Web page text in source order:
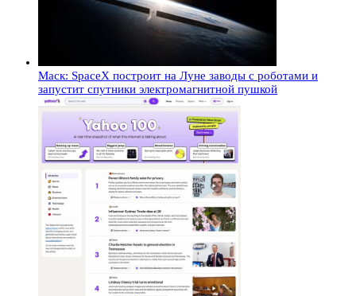
Маск: SpaceX построит на Луне заводы с роботами и
запустит спутники электромагнитной пушкой